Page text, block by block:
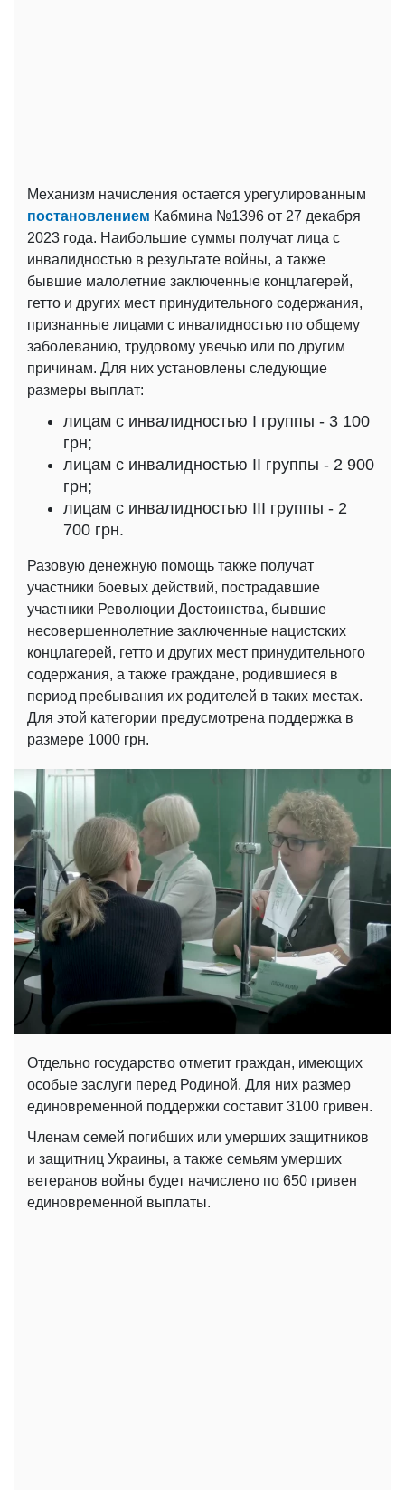
Механизм начисления остается урегулированным
постановлением Кабмина №1396 от 27 декабря
2023 года. Наибольшие суммы получат лица с
инвалидностью в результате войны, а также
бывшие малолетние заключенные концлагерей,
гетто и других мест принудительного содержания,
признанные лицами с инвалидностью по общему
заболеванию, трудовому увечью или по другим
причинам. Для них установлены следующие
размеры выплат:
лицам с инвалидностью I группы - 3 100
грн;
лицам с инвалидностью ІІ группы - 2 900
грн;
лицам с инвалидностью ІІІ группы - 2
700 грн.
Разовую денежную помощь также получат
участники боевых действий, пострадавшие
участники Революции Достоинства, бывшие
несовершеннолетние заключенные нацистских
концлагерей, гетто и других мест принудительного
содержания, а также граждане, родившиеся в
период пребывания их родителей в таких местах.
Для этой категории предусмотрена поддержка в
размере 1000 грн.
Отдельно государство отметит граждан, имеющих
особые заслуги перед Родиной. Для них размер
единовременной поддержки составит 3100 гривен.
Членам семей погибших или умерших защитников
и защитниц Украины, а также семьям умерших
ветеранов войны будет начислено по 650 гривен
единовременной выплаты.